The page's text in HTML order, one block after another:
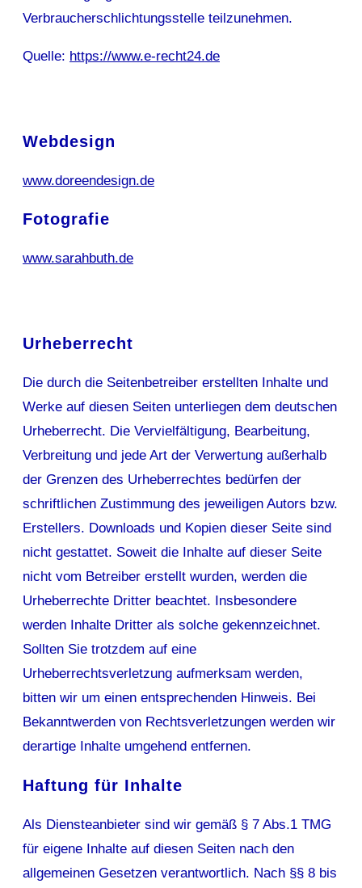
Verbraucherschlichtungsstelle teilzunehmen.
Quelle: https://www.e-recht24.de
Webdesign
www.doreendesign.de
Fotografie
www.sarahbuth.de
Urheberrecht
Die durch die Seitenbetreiber erstellten Inhalte und
Werke auf diesen Seiten unterliegen dem deutschen
Urheberrecht. Die Vervielfältigung, Bearbeitung,
Verbreitung und jede Art der Verwertung außerhalb
der Grenzen des Urheberrechtes bedürfen der
schriftlichen Zustimmung des jeweiligen Autors bzw.
Erstellers. Downloads und Kopien dieser Seite sind
nicht gestattet. Soweit die Inhalte auf dieser Seite
nicht vom Betreiber erstellt wurden, werden die
Urheberrechte Dritter beachtet. Insbesondere
werden Inhalte Dritter als solche gekennzeichnet.
Sollten Sie trotzdem auf eine
Urheberrechtsverletzung aufmerksam werden,
bitten wir um einen entsprechenden Hinweis. Bei
Bekanntwerden von Rechtsverletzungen werden wir
derartige Inhalte umgehend entfernen.
Haftung für Inhalte
Als Diensteanbieter sind wir gemäß § 7 Abs.1 TMG
für eigene Inhalte auf diesen Seiten nach den
allgemeinen Gesetzen verantwortlich. Nach §§ 8 bis